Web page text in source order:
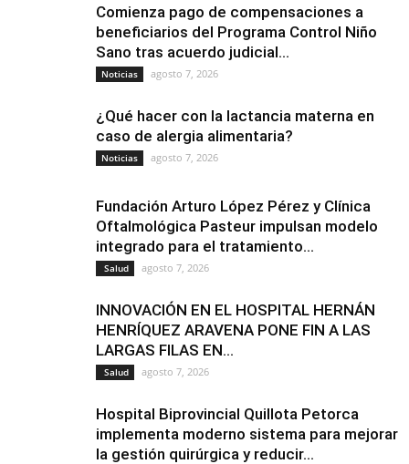
Comienza pago de compensaciones a
beneficiarios del Programa Control Niño
Sano tras acuerdo judicial...
Noticias agosto 7, 2026
¿Qué hacer con la lactancia materna en
caso de alergia alimentaria?
Noticias agosto 7, 2026
Fundación Arturo López Pérez y Clínica
Oftalmológica Pasteur impulsan modelo
integrado para el tratamiento...
Salud agosto 7, 2026
INNOVACIÓN EN EL HOSPITAL HERNÁN
HENRÍQUEZ ARAVENA PONE FIN A LAS
LARGAS FILAS EN...
Salud agosto 7, 2026
Hospital Biprovincial Quillota Petorca
implementa moderno sistema para mejorar
la gestión quirúrgica y reducir...